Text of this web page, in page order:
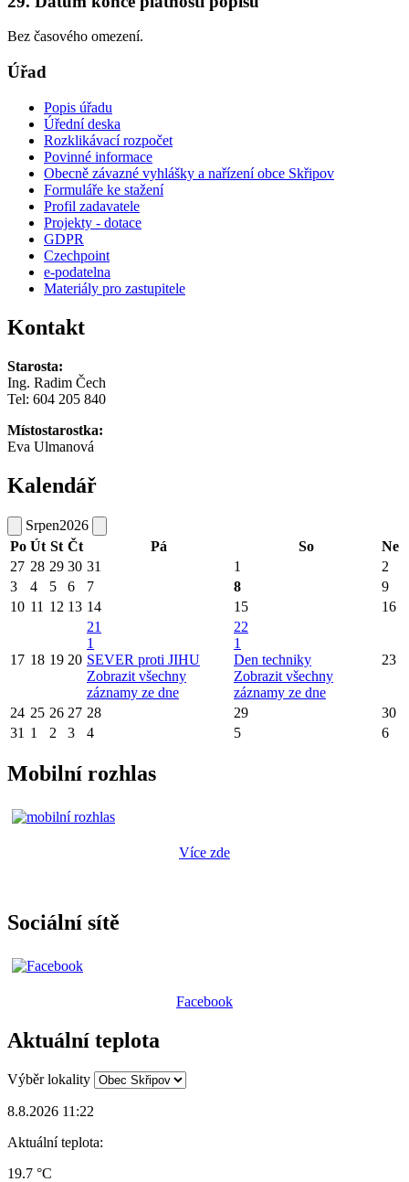
Bez časového omezení.
Úřad
Popis úřadu
Úřední deska
Rozklikávací rozpočet
Povinné informace
Obecně závazné vyhlášky a nařízení obce Skřipov
Formuláře ke stažení
Profil zadavatele
Projekty - dotace
GDPR
Czechpoint
e-podatelna
Materiály pro zastupitele
Kontakt
Starosta:
Ing. Radim Čech
Tel: 604 205 840
Místostarostka:
Eva Ulmanová
Kalendář
Srpen2026
Po Út St Čt Pá So
Ne
27 28 29 30 31 1
2
3
4 5 6 7 8
9
10 11 12 13 14 15 16
17 18 19 20
21
1
SEVER proti JIHU
Zobrazit všechny
záznamy ze dne
22
1
Den techniky
Zobrazit všechny
záznamy ze dne
23
24 25 26 27 28 29
30
31 1 2 3 4 5 6
Mobilní rozhlas
Více zde
Sociální sítě
Facebook
Aktuální teplota
Výběr lokality
8.8.2026 11:22
Aktuální teplota:
19.7 °C